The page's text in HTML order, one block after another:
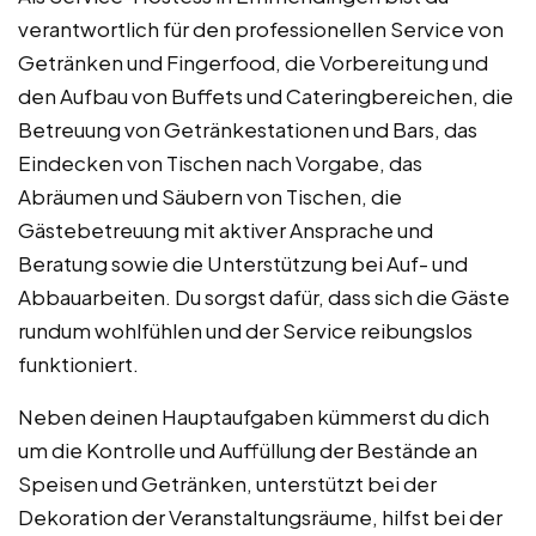
verantwortlich für den professionellen Service von
Getränken und Fingerfood, die Vorbereitung und
den Aufbau von Buffets und Cateringbereichen, die
Betreuung von Getränkestationen und Bars, das
Eindecken von Tischen nach Vorgabe, das
Abräumen und Säubern von Tischen, die
Gästebetreuung mit aktiver Ansprache und
Beratung sowie die Unterstützung bei Auf- und
Abbauarbeiten. Du sorgst dafür, dass sich die Gäste
rundum wohlfühlen und der Service reibungslos
funktioniert.
Neben deinen Hauptaufgaben kümmerst du dich
um die Kontrolle und Auffüllung der Bestände an
Speisen und Getränken, unterstützt bei der
Dekoration der Veranstaltungsräume, hilfst bei der